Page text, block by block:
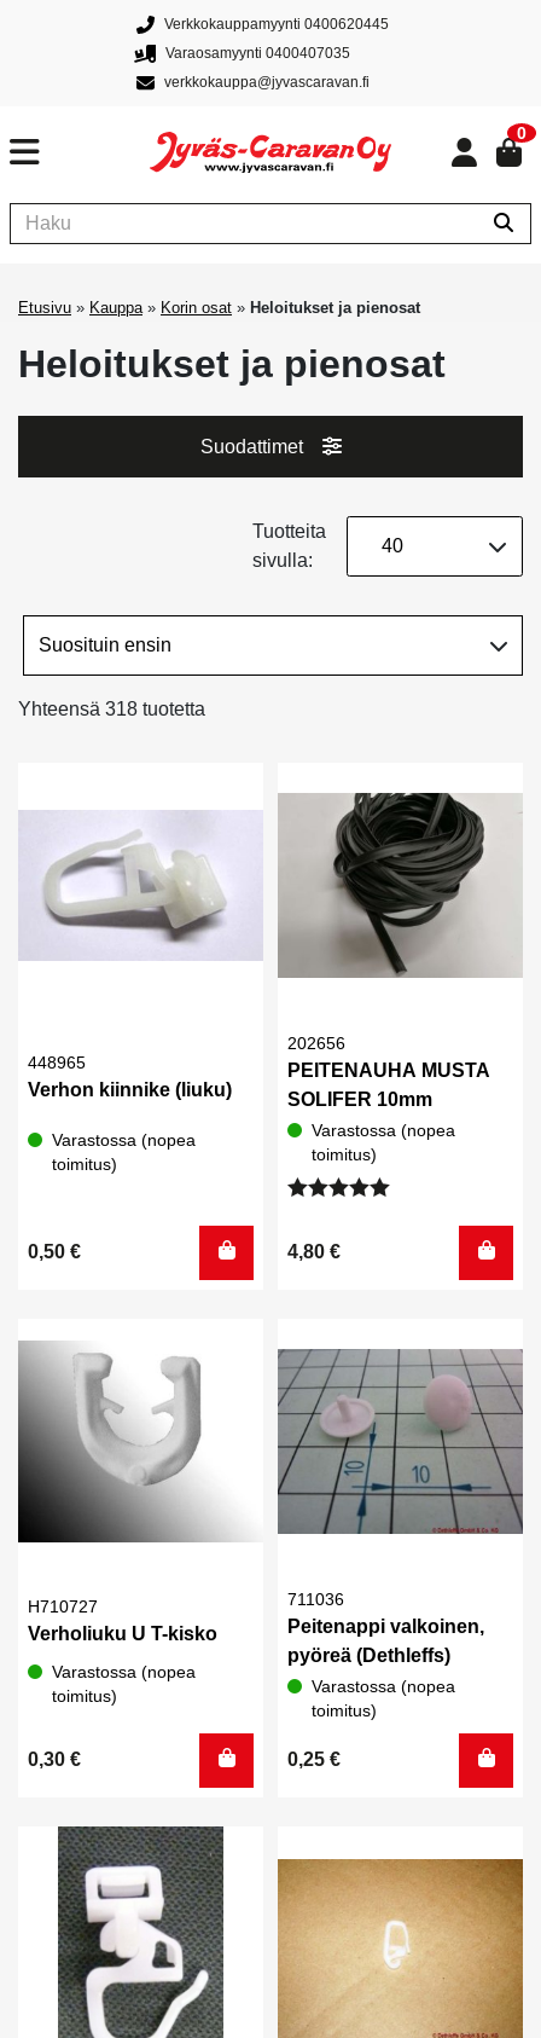
Verkkokauppamyynti 0400620445
Varaosamyynti 0400407035
verkkokauppa@jyvascaravan.fi
0
Etusivu » Kauppa» Korin osat » Heloitukset ja pienosat
Heloitukset ja pienosat
Suodattimet
Yhteensä 318 tuotetta
Tuotteita
sivulla:
448965
Verhon kiinnike (liuku)
Varastossa (nopea
toimitus)
0,50 €
202656
PEITENAUHA MUSTA
SOLIFER 10mm
Varastossa (nopea
toimitus)
5.00/ 5
4,80 €
H710727
Verholiuku U T-kisko
Varastossa (nopea
toimitus)
0,30 €
711036
Peitenappi valkoinen,
pyöreä (Dethleffs)
Varastossa (nopea
toimitus)
0,25 €